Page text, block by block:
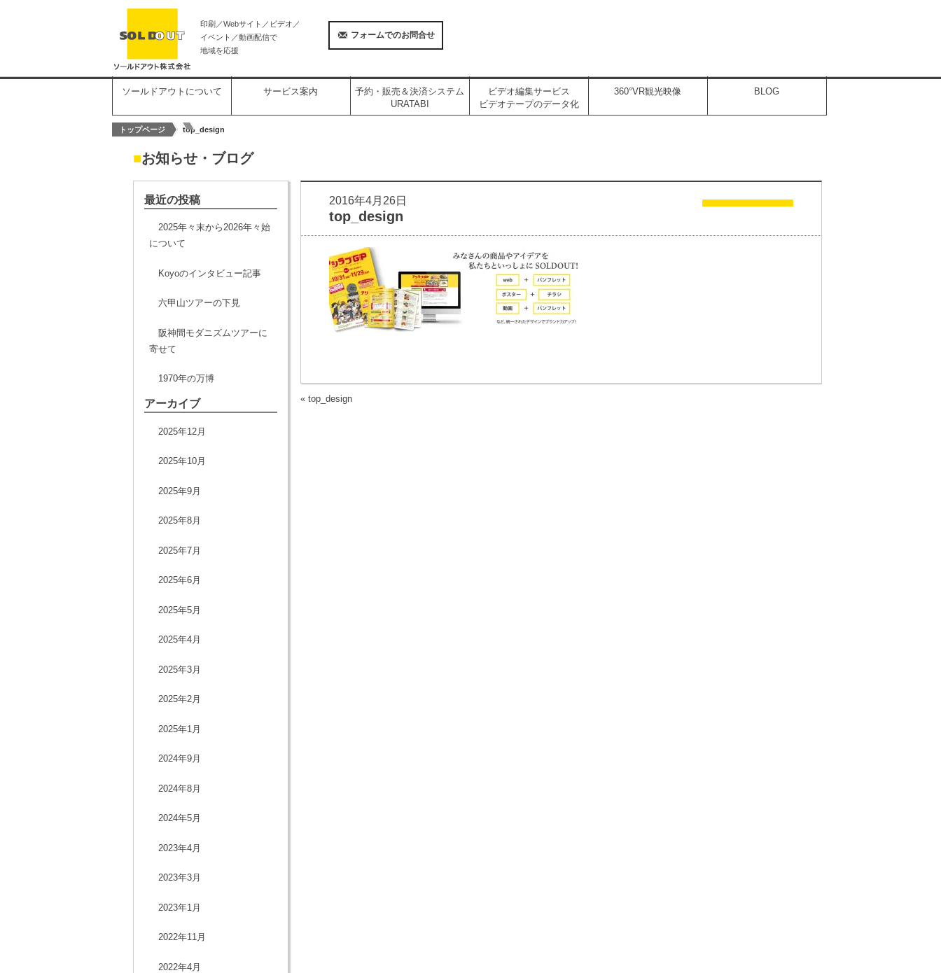
印刷／Webサイト／ビデオ／
イベント／動画配信で
地域を応援
フォームでのお問合せ
ソールドアウトについて サービス案内
予約・販売＆決済システム
URATABI
ビデオ編集サービス
ビデオテープのデータ化
360°VR観光映像 BLOG
トップページ top_design
■お知らせ・ブログ
2016年4月26日
top_design
« top_design
最近の投稿
2025年々末から2026年々始
について
Koyoのインタビュー記事
六甲山ツアーの下見
阪神間モダニズムツアーに
寄せて
1970年の万博
アーカイブ
2025年12月
2025年10月
2025年9月
2025年8月
2025年7月
2025年6月
2025年5月
2025年4月
2025年3月
2025年2月
2025年1月
2024年9月
2024年8月
2024年5月
2023年4月
2023年3月
2023年1月
2022年11月
2022年4月